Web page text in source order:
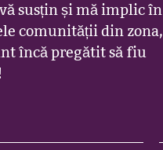
susțin și mă implic în
comunității din zona,
încă pregătit să fiu